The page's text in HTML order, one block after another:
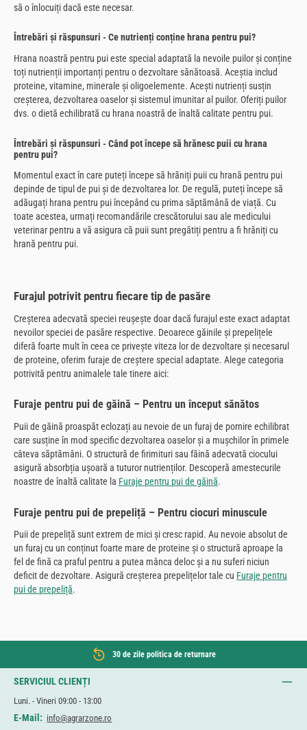
să o înlocuiți dacă este necesar.
Întrebări și răspunsuri - Ce nutrienți conține hrana pentru pui?
Hrana noastră pentru pui este special adaptată la nevoile puilor și conține
toți nutrienții importanți pentru o dezvoltare sănătoasă. Aceștia includ
proteine, vitamine, minerale și oligoelemente. Acești nutrienți susțin
creșterea, dezvoltarea oaselor și sistemul imunitar al puilor. Oferiți puilor
dvs. o dietă echilibrată cu hrana noastră de înaltă calitate pentru pui.
Întrebări și răspunsuri - Când pot începe să hrănesc puii cu hrana
pentru pui?
Momentul exact în care puteți începe să hrăniți puii cu hrană pentru pui
depinde de tipul de pui și de dezvoltarea lor. De regulă, puteți începe să
adăugați hrana pentru pui începând cu prima săptămână de viață. Cu
toate acestea, urmați recomandările crescătorului sau ale medicului
veterinar pentru a vă asigura că puii sunt pregătiți pentru a fi hrăniți cu
hrană pentru pui.
Furajul potrivit pentru fiecare tip de pasăre
Creșterea adecvată speciei reușește doar dacă furajul este exact adaptat
nevoilor speciei de pasăre respective. Deoarece găinile și prepelițele
diferă foarte mult în ceea ce privește viteza lor de dezvoltare și necesarul
de proteine, oferim furaje de creștere special adaptate. Alege categoria
potrivită pentru animalele tale tinere aici:
Furaje pentru pui de găină – Pentru un început sănătos
Puii de găină proaspăt eclozați au nevoie de un furaj de pornire echilibrat
care susține în mod specific dezvoltarea oaselor și a mușchilor în primele
câteva săptămâni. O structură de firimituri sau făină adecvată ciocului
asigură absorbția ușoară a tuturor nutrienților. Descoperă amestecurile
noastre de înaltă calitate la Furaje pentru pui de găină.
Furaje pentru pui de prepeliță – Pentru ciocuri minuscule
Puii de prepeliță sunt extrem de mici și cresc rapid. Au nevoie absolut de
un furaj cu un conținut foarte mare de proteine și o structură aproape la
fel de fină ca praful pentru a putea mânca deloc și a nu suferi niciun
deficit de dezvoltare. Asigură creșterea prepelițelor tale cu Furaje pentru
pui de prepeliță.
30 de zile politica de returnare
SERVICIUL CLIENȚI
Luni. - Vineri 09:00 - 13:00
E-Mail: info@agrarzone.ro